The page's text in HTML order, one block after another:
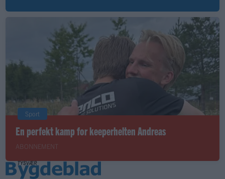
Sport
En perfekt kamp for keeperhelten Andreas
ABONNEMENT